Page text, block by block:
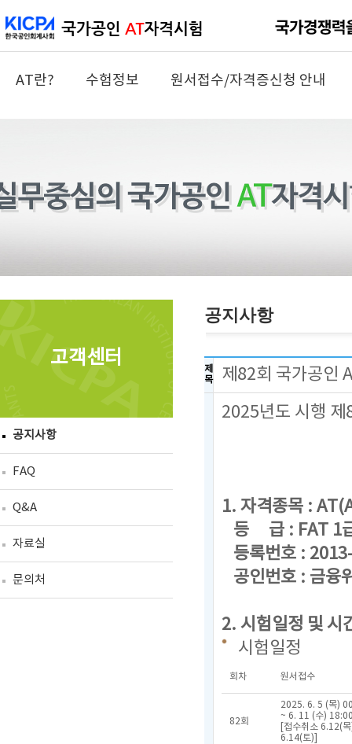
AT란? 수험정보 원서접수/자격증신청 안내
고객센터
공지사항
FAQ
Q&A
자료실
문의처
공지사항
제
목
제82회 국가공인
2025년도 시행 제
1. 자격종목 :
등 급 : FAT 1
등록번호 :
공인번호 : 금융
2. 시험일정 및 시
시험일정
회차 원서접수
82회
2025. 6. 5 (목)
~ 6. 11 (수)
[접수취소 6.12(
6.14(토)]